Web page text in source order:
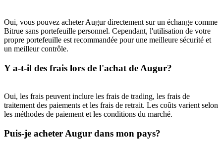
USDT New User Exclusive 10% APR
USDT Flexible Staking | Daily Rewards
Trade New Futures, Win 200,000 USDT
Oui, vous pouvez acheter Augur directement sur un échange comme
Bitrue sans portefeuille personnel. Cependant, l'utilisation de votre
propre portefeuille est recommandée pour une meilleure sécurité et
un meilleur contrôle.
Y a-t-il des frais lors de l'achat de Augur?
Oui, les frais peuvent inclure les frais de trading, les frais de
traitement des paiements et les frais de retrait. Les coûts varient selon
les méthodes de paiement et les conditions du marché.
Puis-je acheter Augur dans mon pays?